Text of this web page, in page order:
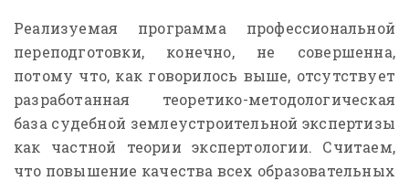
Реализуемая программа профессиональной
переподготовки, конечно, не совершенна,
потому что, как говорилось выше, отсутствует
разработанная теоретико-методологическая
база судебной землеустроительной экспертизы
как частной теории экспертологии. Считаем,
что повышение качества всех образовательных